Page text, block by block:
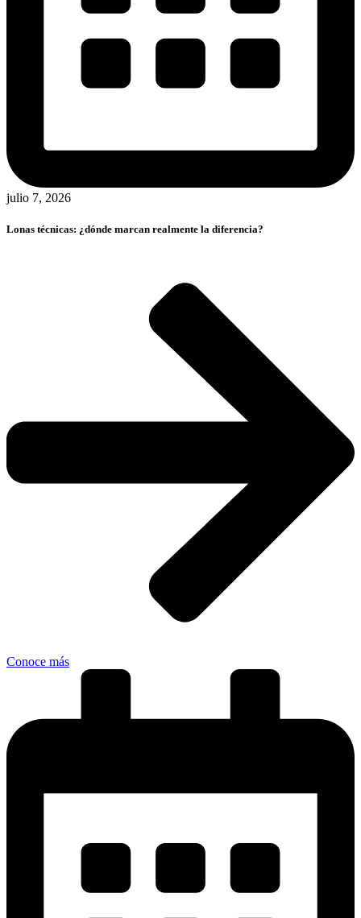
julio 7, 2026
Lonas técnicas: ¿dónde marcan realmente la diferencia?
Conoce más